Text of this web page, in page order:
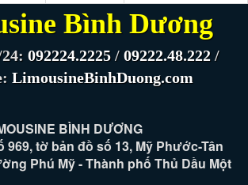
Bình Dương
092224.2225 / 09222.48.222 /
LimousineBinhDuong.com
BÌNH DƯƠNG
tờ bản đồ số 13, Mỹ Phước-Tân
Phú Mỹ - Thành phố Thủ Dầu Một